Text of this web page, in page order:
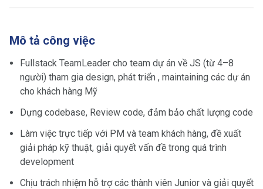
Mô tả công việc
Fullstack TeamLeader cho team dự án về JS (từ 4–8
người) tham gia design, phát triển , maintaining các dự án
cho khách hàng Mỹ
Dựng codebase, Review code, đảm bảo chất lượng code
Làm việc trực tiếp với PM và team khách hàng, đề xuất
giải pháp kỹ thuật, giải quyết vấn đề trong quá trình
development
Chịu trách nhiệm hỗ trợ các thành viên Junior và giải quyết